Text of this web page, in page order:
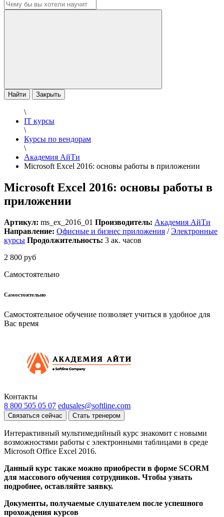
Найти Закрыть
\
IT курсы
\
Курсы по вендорам
\
Академия АйТи
Microsoft Excel 2016: основы работы в приложении
Microsoft Excel 2016: основы работы в
приложении
Артикул: ms_ex_2016_01 Производитель: Академия АйТи
Направление: Офисные и бизнес приложения /Электронные
курсы Продолжительность: 3 ак. часов
2 800 руб
Самостоятельно
Самостоятельно
Самостоятельное обучение позволяет учиться в удобное для
Вас время
Контакты
8 800 505 05 07 edusales@softline.com
Связаться сейчас Стать тренером
Интерактивный мультимедийный курс знакомит с новыми
возможностями работы с электронными таблицами в среде
Microsoft Office Excel 2016.
Данный курс также можно приобрести в форме SCORM
для массового обучения сотрудников. Чтобы узнать
подробнее, оставляйте заявку.
Документы, получаемые слушателем после успешного
прохождения курсов